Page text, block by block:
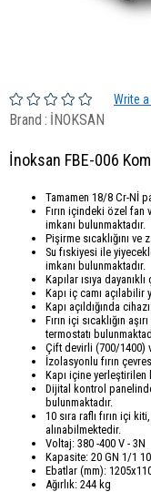
Write
Brand : İNOKSAN
İnoksan FBE-006
Tamamen 18/8 Cr-Nİ
Fırın içindeki özel fan
imkanı bulunmaktadır.
Pişirme sıcaklığını
Su fıskiyesi ile
imkanı bulunmaktadır.
Kapılar ısıya
Kapı iç camı açılabilir
Kapı açıldığında
Fırın içi sıcaklığın
termostatı
Çift devirli (700/1400)
İzolasyonlu fırın
Kapı içine yerleştirilen
Dijital kontrol
bulunmaktadır.
10 sıra raflı fırın içi
alınabilmektedir.
Voltaj: 380 -400 V - 3N
Kapasite: 20 GN 1/1
Ebatlar (mm):
Ağırlık: 244 kg